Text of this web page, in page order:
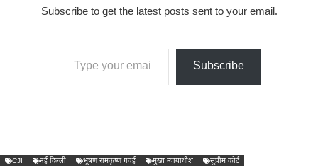
Subscribe to get the latest posts sent to your email.
Type your email…
Subscribe
CJI नई दिल्ली भूषण रामकृष्ण गवई मुख्य न्यायाधीश सुप्रीम कोर्ट